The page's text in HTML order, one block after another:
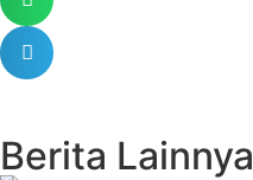
Berita Lainnya